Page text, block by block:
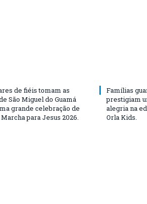
de fiéis tomam as
São Miguel do Guamá
grande celebração de
para Jesus 2026.
Famílias
prestigiam
alegria na
Orla Kids.